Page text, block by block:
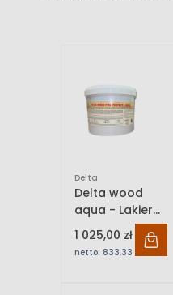
Delta
Delta wood
aqua - Lakier
ogniochronny
do drewna 10L
1 025,00 zł
netto: 833,33 zł